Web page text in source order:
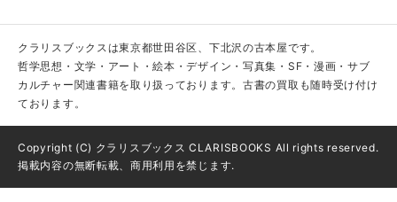
クラリスブックスは東京都世田谷区、下北沢の古本屋です。
哲学思想・文学・アート・絵本・デザイン・写真集・SF・漫画・サブ
カルチャー関連書籍を取り扱っております。古書の買取も随時受け付け
ております。
Copyright (C) クラリスブックス CLARISBOOKS All rights reserved.
掲載内容の無断転載、商用利用を禁じます.